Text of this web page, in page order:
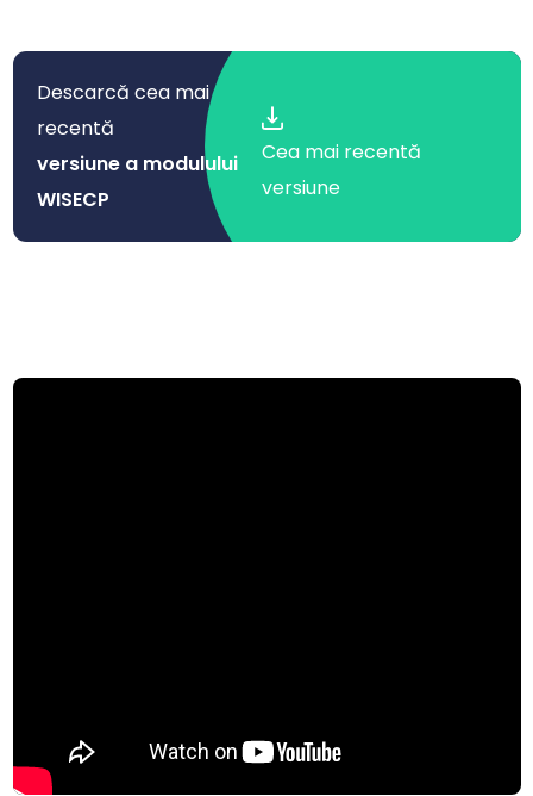
Descarcă cea mai
recentă
versiune a modulului
WISECP
Cea mai recentă
versiune